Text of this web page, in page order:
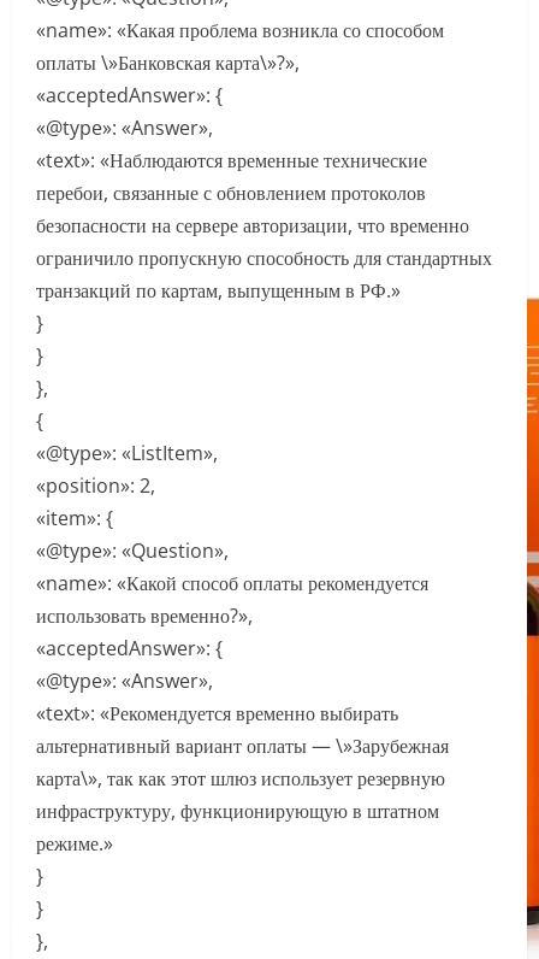
«name»: «Какая проблема возникла со способом
оплаты \»Банковская карта\»?»,
«acceptedAnswer»: {
«@type»: «Answer»,
«text»: «Наблюдаются временные технические
перебои, связанные с обновлением протоколов
безопасности на сервере авторизации, что временно
ограничило пропускную способность для стандартных
транзакций по картам, выпущенным в РФ.»
}
}
},
{
«@type»: «ListItem»,
«position»: 2,
«item»: {
«@type»: «Question»,
«name»: «Какой способ оплаты рекомендуется
использовать временно?»,
«acceptedAnswer»: {
«@type»: «Answer»,
«text»: «Рекомендуется временно выбирать
альтернативный вариант оплаты — \»Зарубежная
карта\», так как этот шлюз использует резервную
инфраструктуру, функционирующую в штатном
режиме.»
}
}
},